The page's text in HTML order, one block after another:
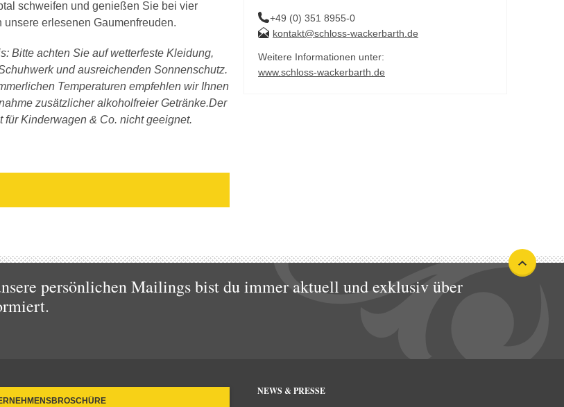
schweifen und genießen Sie bei vier
unsere erlesenen Gaumenfreuden.
Bitte achten Sie auf wetterfeste Kleidung,
und ausreichenden Sonnenschutz.
Temperaturen empfehlen wir Ihnen
zusätzlicher alkoholfreier Getränke.Der
für Kinderwagen & Co. nicht geeignet.
+49 (0) 351 8955-0
kontakt@schloss-wackerbarth.de
Weitere Informationen unter:
www.schloss-wackerbarth.de
persönlichen Mailings bist du immer aktuell und exklusiv über
NEWS & PRESSE